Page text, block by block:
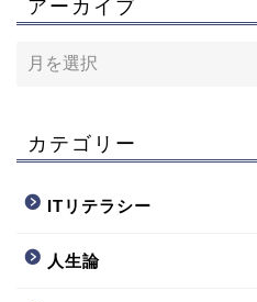
アーカイブ
カテゴリー
ITリテラシー
人生論